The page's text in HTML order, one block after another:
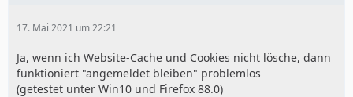
17. Mai 2021 um 22:21
Ja, wenn ich Website-Cache und Cookies nicht lösche, dann
funktioniert "angemeldet bleiben" problemlos
(getestet unter Win10 und Firefox 88.0)